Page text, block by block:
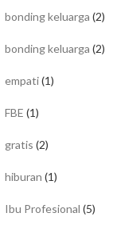
bonding keluarga (2)
bonding keluarga (2)
empati(1)
FBE (1)
gratis (2)
hiburan (1)
Ibu Profesional (5)